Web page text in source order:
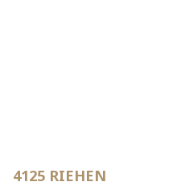
4125 RIEHEN